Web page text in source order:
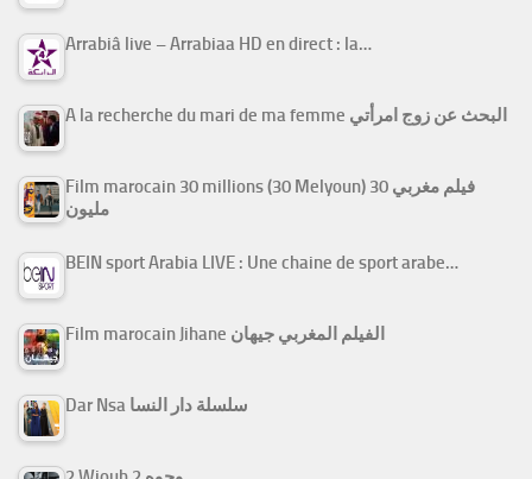
Arrabiâ live – Arrabiaa HD en direct : la…
A la recherche du mari de ma femme البحث عن زوج امرأتي
Film marocain 30 millions (30 Melyoun) فيلم مغربي 30
مليون
BEIN sport Arabia LIVE : Une chaine de sport arabe…
Film marocain Jihane الفيلم المغربي جيهان
Dar Nsa سلسلة دار النسا